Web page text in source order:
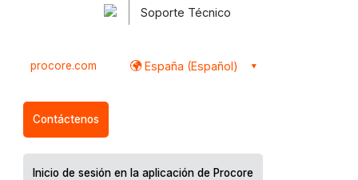
Soporte Técnico
procore.com España (Español)
Contáctenos
Inicio de sesión en la aplicación de Procore